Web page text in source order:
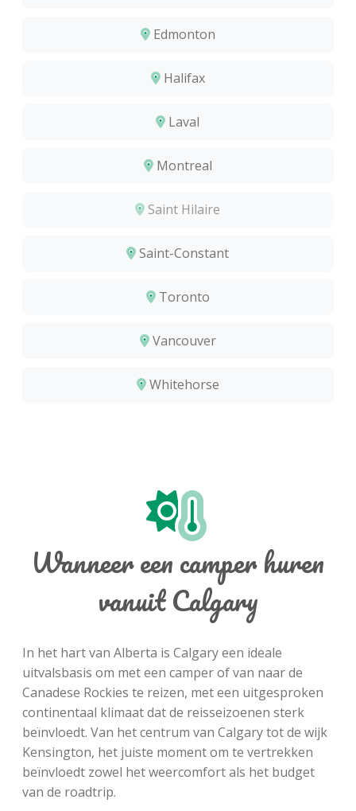
Edmonton
Halifax
Laval
Montreal
Saint Hilaire
Saint-Constant
Toronto
Vancouver
Whitehorse
Wanneer een camper huren
vanuit Calgary
In het hart van Alberta is Calgary een ideale
uitvalsbasis om met een camper of van naar de
Canadese Rockies te reizen, met een uitgesproken
continentaal klimaat dat de reisseizoenen sterk
beïnvloedt. Van het centrum van Calgary tot de wijk
Kensington, het juiste moment om te vertrekken
beïnvloedt zowel het weercomfort als het budget
van de roadtrip.